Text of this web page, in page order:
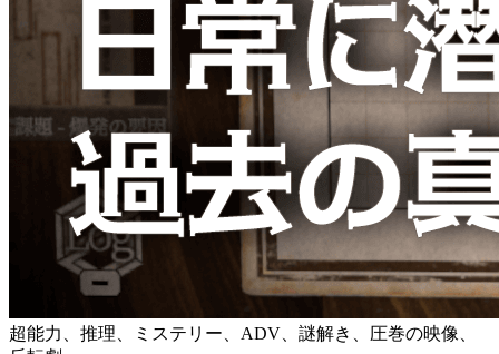
超能力、推理、ミステリー、ADV、謎解き、圧巻の映像、